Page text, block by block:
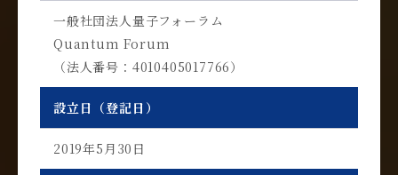
一般社団法人量子フォーラム
Quantum Forum
（法人番号：4010405017766）
設立日（登記日）
2019年5月30日